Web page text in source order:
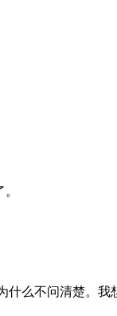
什么不问清楚。我